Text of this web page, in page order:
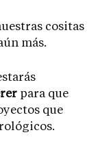
cositas
más.
para que
que